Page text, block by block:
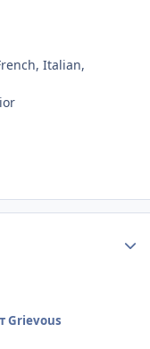
Italian,
Grievous